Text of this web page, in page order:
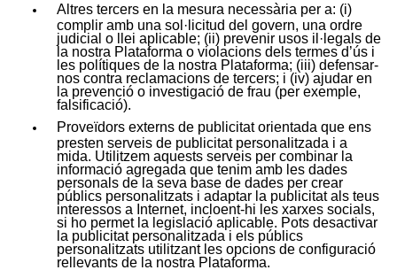
Altres tercers en la mesura necessària per a: (i)
complir amb una sol·licitud del govern, una ordre
judicial o llei aplicable; (ii) prevenir usos il·legals de
la nostra Plataforma o violacions dels termes d’ús i
les polítiques de la nostra Plataforma; (iii) defensar-
nos contra reclamacions de tercers; i (iv) ajudar en
la prevenció o investigació de frau (per exemple,
falsificació).
Proveïdors externs de publicitat orientada que ens
presten serveis de publicitat personalitzada i a
mida. Utilitzem aquests serveis per combinar la
informació agregada que tenim amb les dades
personals de la seva base de dades per crear
públics personalitzats i adaptar la publicitat als teus
interessos a Internet, incloent-hi les xarxes socials,
si ho permet la legislació aplicable. Pots desactivar
la publicitat personalitzada i els públics
personalitzats utilitzant les opcions de configuració
rellevants de la nostra Plataforma.